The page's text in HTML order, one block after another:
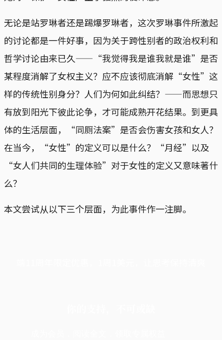
无论是站罗琳者还是踢爆罗琳者，这次罗琳事件所激起
的讨论都是一件好事，因为关于跨性别者的政治权利和
哲学讨论由来已久——“我觉得我是谁我就是谁”是否
某程度消解了女权主义？应不应该彻底消解“女性”这
样的传统性别身分？人们为何如此纠结？——而思想只
有放到阳光下彼此论争，才可能成熟开花结果。到更具
体的生活层面，“同厕法案”是否会伤害女孩和女人？
在当今，“女性”的定义可以是什么？“月经”以及
“女人们共同的生理体验”对于女性的定义又意味著什
么？
本文尝试从以下三个层面，为此事件作一注脚。